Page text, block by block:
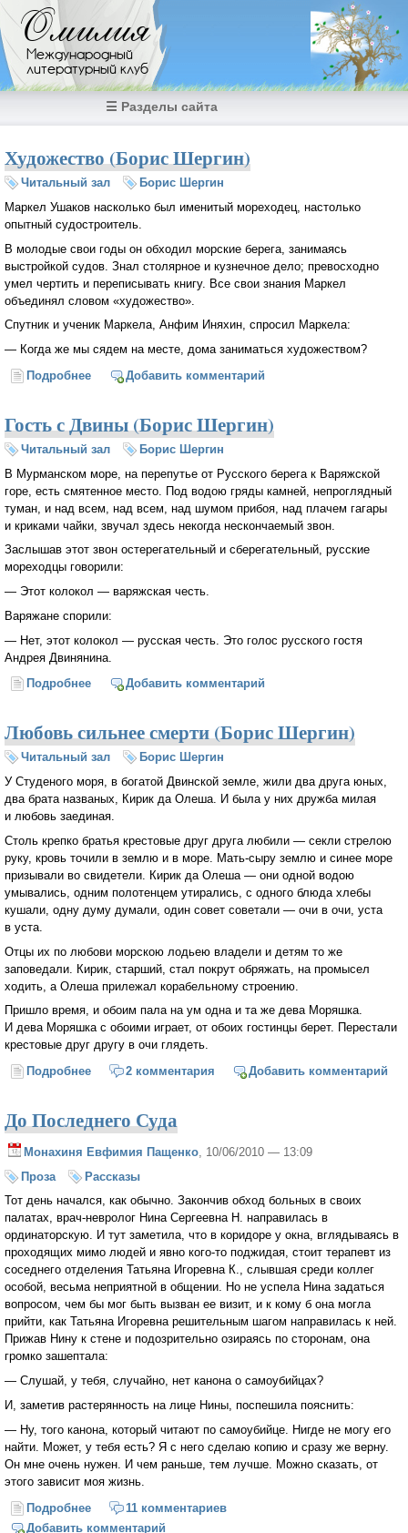
Перейти к основному содержанию
Омилия
Международный
литературный клуб
☰ Разделы сайта
Художество (Борис Шергин)
Читальный зал
Борис Шергин
Маркел Ушаков насколько был именитый мореходец, настолько
опытный судостроитель.
В молодые свои годы он обходил морские берега, занимаясь
выстройкой судов. Знал столярное и кузнечное дело; превосходно
умел чертить и переписывать книгу. Все свои знания Маркел
объединял словом «художество».
Спутник и ученик Маркела, Анфим Иняхин, спросил Маркела:
— Когда же мы сядем на месте, дома заниматься художеством?
Подробнее о Художество (Борис Шергин)
Добавить комментарий
Гость с Двины (Борис Шергин)
Читальный зал
Борис Шергин
В Мурманском море, на перепутье от Русского берега к Варяжской
горе, есть смятенное место. Под водою гряды камней, непроглядный
туман, и над всем, над всем, над шумом прибоя, над плачем гагары
и криками чайки, звучал здесь некогда нескончаемый звон.
Заслышав этот звон остерегательный и сберегательный, русские
мореходцы говорили:
— Этот колокол — варяжская честь.
Варяжане спорили:
— Нет, этот колокол — русская честь. Это голос русского гостя
Андрея Двинянина.
Подробнее о Гость с Двины (Борис Шергин)
Добавить комментарий
Любовь сильнее смерти (Борис Шергин)
Читальный зал
Борис Шергин
У Студеного моря, в богатой Двинской земле, жили два друга юных,
два брата названых, Кирик да Олеша. И была у них дружба милая
и любовь заединая.
Столь крепко братья крестовые друг друга любили — секли стрелою
руку, кровь точили в землю и в море.
Мать-сыру землю и синее море
призывали во свидетели. Кирик да Олеша — они одной водою
умывались, одним полотенцем утирались, с одного блюда хлебы
кушали, одну думу думали, один совет советали — очи в очи, уста
в уста.
Отцы их по любови морскою лодьею владели и детям то же
заповедали. Кирик, старший, стал покрут обряжать, на промысел
ходить, а Олеша прилежал корабельному строению.
Пришло время, и обоим пала на ум одна и та же дева Моряшка.
И дева Моряшка с обоими играет, от обоих гостинцы берет. Перестали
крестовые друг другу в очи глядеть.
Подробнее о Любовь сильнее смерти (Борис Шергин)
2 комментария Добавить комментарий
До Последнего Суда
Монахиня Евфимия Пащенко , 10/06/2010 — 13:09
Проза
Рассказы
Тот день начался, как обычно. Закончив обход больных в своих
палатах, врач-невролог Нина Сергеевна Н. направилась в
ординаторскую. И тут заметила, что в коридоре у окна, вглядываясь в
проходящих мимо людей и явно кого-то поджидая, стоит терапевт из
соседнего отделения Татьяна Игоревна К., слывшая среди коллег
особой, весьма неприятной в общении. Но не успела Нина задаться
вопросом, чем бы мог быть вызван ее визит, и к кому б она могла
прийти, как Татьяна Игоревна решительным шагом направилась к ней.
Прижав Нину к стене и подозрительно озираясь по сторонам, она
громко зашептала:
— Слушай, у тебя, случайно, нет канона о самоубийцах?
И, заметив растерянность на лице Нины, поспешила пояснить:
— Ну, того канона, который читают по самоубийце. Нигде не могу его
найти. Может, у тебя есть? Я с него сделаю копию и сразу же верну.
Он мне очень нужен. И чем раньше, тем лучше. Можно сказать, от
этого зависит моя жизнь.
Подробнее о До Последнего Суда
11 комментариев
Добавить комментарий